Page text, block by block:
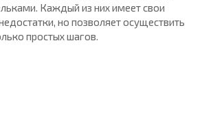
Каждый из них имеет свои
но позволяет осуществить
простых шагов.